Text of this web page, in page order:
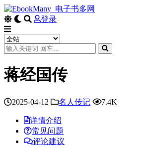
登录
蒋经国传
2025-04-12 名人传记 7.4K
详情介绍
常见问题
评论建议